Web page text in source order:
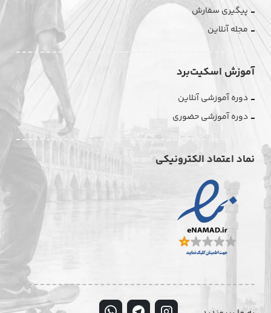
پیگیری سفارش
مجله آنلاین
آموزش اسکیت‌برد
دوره آموزشی آنلاین
دوره آموزشی حضوری
نماد اعتماد الکترونیکی